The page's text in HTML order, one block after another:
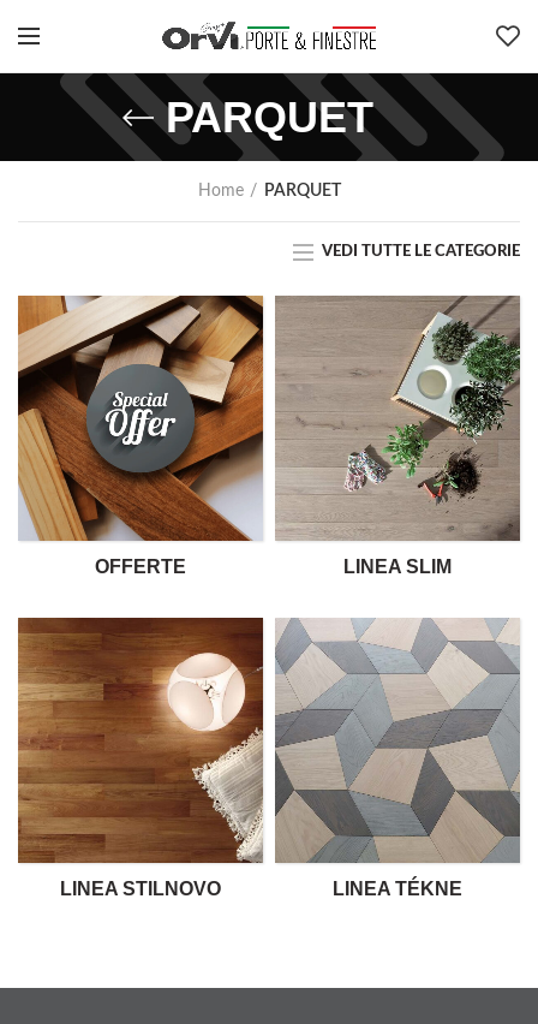
PARQUET
Home PARQUET
VEDI TUTTE LE CATEGORIE
OFFERTE LINEA SLIM
LINEA STILNOVO LINEA TÉKNE